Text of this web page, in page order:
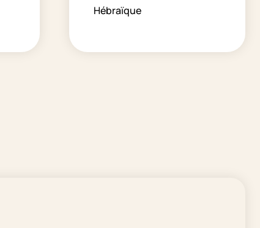
Hébraïque